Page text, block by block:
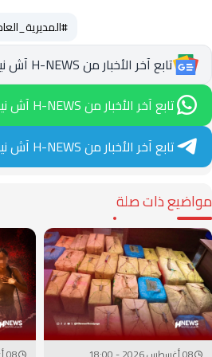
تابع آخر الأخبار من H-NEWS آش نيوز عبر Google News
تابع آخر الأخبار من H-NEWS آش نيوز عبر WhatsApp
تابع آخر الأخبار من H-NEWS آش نيوز عبر Telegram
مواضيع ذات صلة